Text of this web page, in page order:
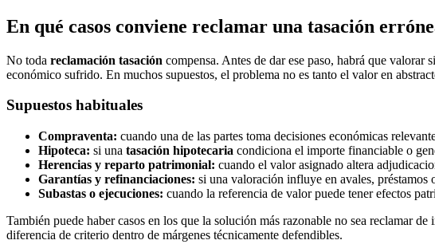
En qué casos conviene reclamar una tasación
No toda reclamación tasación compensa. Antes de dar ese paso, habrá que
económico sufrido. En muchos supuestos, el problema no es tanto el valor en
Supuestos habituales
Compraventa: cuando una de las partes toma decisiones económicas
Hipoteca: si una tasación hipotecaria condiciona el importe financiable o
Herencias y reparto patrimonial: cuando el valor asignado altera
Garantías y refinanciaciones: si una valoración influye en avales,
Subastas o ejecuciones: cuando la referencia de valor puede tener efectos
También puede haber casos en los que la solución más razonable no sea reclamar de
diferencia de criterio dentro de márgenes técnicamente defendibles.